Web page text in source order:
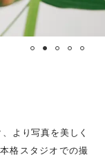
より写真を美しく
格スタジオでの撮